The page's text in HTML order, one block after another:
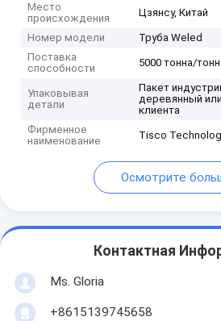
Место
происхождения
Цзянсу, Китай
Номер модели
Труба Weled
Поставка
способности
5000 тонна/
Упаковывая
детали
Пакет
деревянный
клиента
Фирменное
наименование
Tisco
Осмотрите
Контактная
Ms. Gloria
+8615139745658